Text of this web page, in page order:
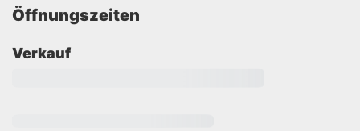
Öffnungszeiten
Verkauf